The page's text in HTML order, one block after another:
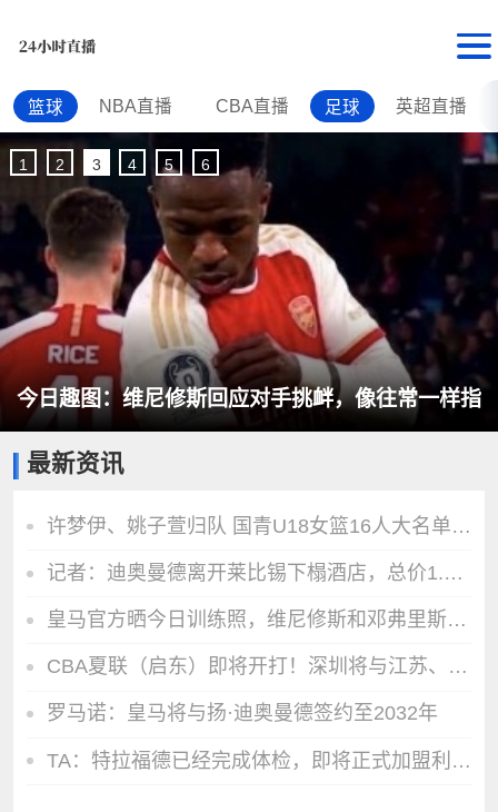
篮球 NBA直播 CBA直播 足球 英超直播
上赛季季后赛单打每回合得分最低榜：申京最低 文
1 2 3 4 5 6
最新资讯
许梦伊、姚子萱归队 国青U18女篮16人大名单出炉
记者：迪奥曼德离开莱比锡下榻酒店，总价1.4亿欧的交易即将完成
皇马官方晒今日训练照，维尼修斯和邓弗里斯、B席等新援参加合练
CBA夏联（启东）即将开打！深圳将与江苏、青岛、广厦进行较量
罗马诺：皇马将与扬·迪奥曼德签约至2032年
TA：特拉福德已经完成体检，即将正式加盟利兹联